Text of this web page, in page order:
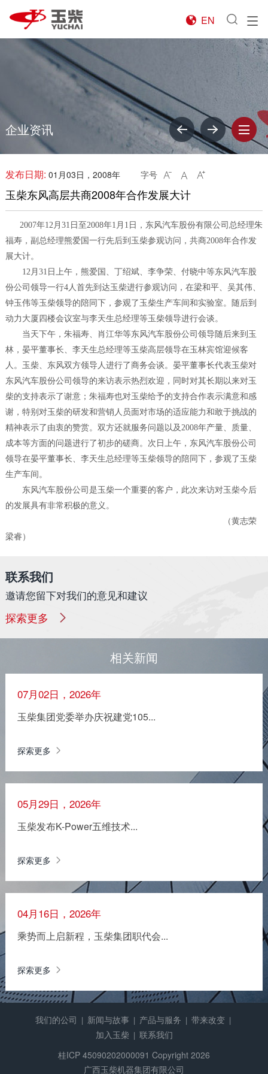

EN
企业资讯
发布日期: 01月03日，2008年 字号   
玉柴东风高层共商2008年合作发展大计
2007年12月31日至2008年1月1日，东风汽车股份有限公司总经理朱
福寿，副总经理熊爱国一行先后到玉柴参观访问，共商2008年合作发
展大计。
12月31日上午，熊爱国、丁绍斌、李争荣、付晓中等东风汽车股
份公司领导一行4人首先到达玉柴进行参观访问，在梁和平、吴其伟、
钟玉伟等玉柴领导的陪同下，参观了玉柴生产车间和实验室。随后到
动力大厦四楼会议室与李天生总经理等玉柴领导进行会谈。
当天下午，朱福寿、肖江华等东风汽车股份公司领导随后来到玉
林，晏平董事长、李天生总经理等玉柴高层领导在玉林宾馆迎候客
人。玉柴、东风双方领导人进行了商务会谈。晏平董事长代表玉柴对
东风汽车股份公司领导的来访表示热烈欢迎，同时对其长期以来对玉
柴的支持表示了谢意；朱福寿也对玉柴给予的支持合作表示满意和感
谢，特别对玉柴的研发和营销人员面对市场的适应能力和敢于挑战的
精神表示了由衷的赞赏。双方还就服务问题以及2008年产量、质量、
成本等方面的问题进行了初步的磋商。次日上午，东风汽车股份公司
领导在晏平董事长、李天生总经理等玉柴领导的陪同下，参观了玉柴
生产车间。
东风汽车股份公司是玉柴一个重要的客户，此次来访对玉柴今后
的发展具有非常积极的意义。
（黄志荣
梁睿）
联系我们
邀请您留下对我们的意见和建议
探索更多
相关新闻
07月02日，2026年
玉柴集团党委举办庆祝建党105...
探索更多
05月29日，2026年
玉柴发布K-Power五维技术...
探索更多
04月16日，2026年
乘势而上启新程，玉柴集团职代会...
探索更多
我们的公司 | 新闻与故事 | 产品与服务 | 带来改变 |
加入玉柴 | 联系我们
桂ICP 45090202000091 Copyright 2026
广西玉柴机器集团有限公司